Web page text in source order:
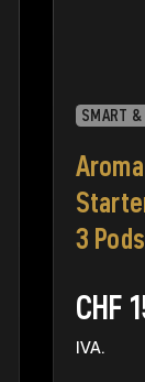
SMART &
3
CHF
IVA.